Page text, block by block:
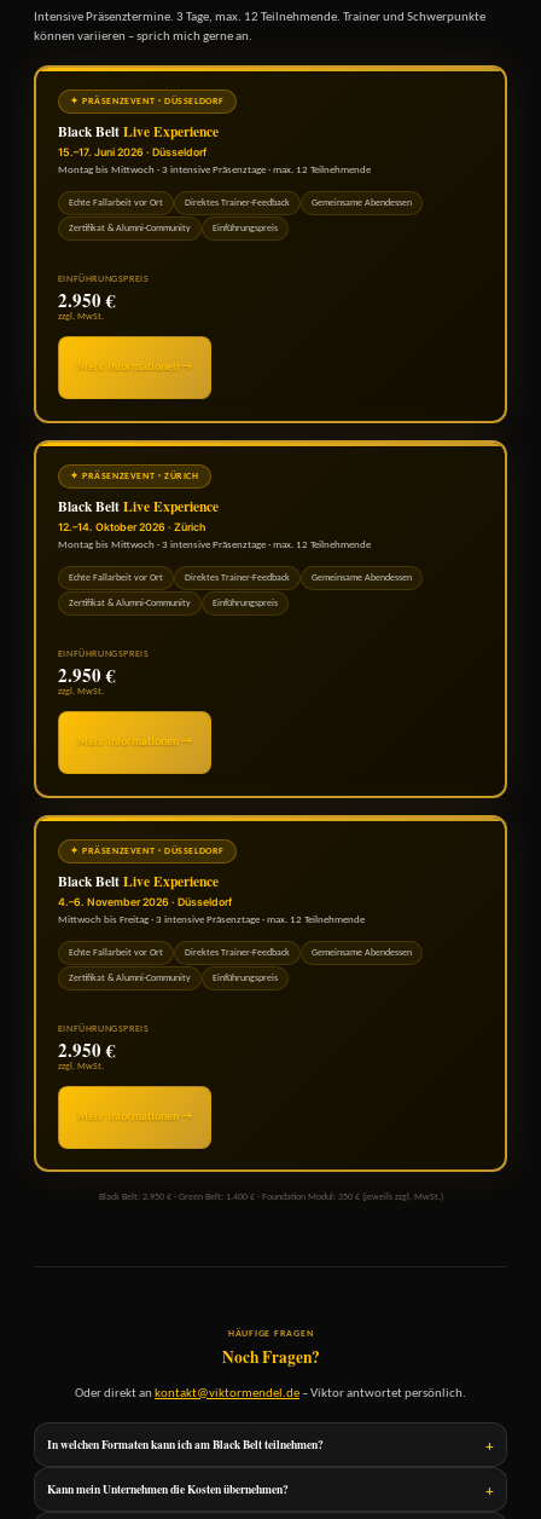
Intensive Präsenztermine. 3 Tage, max. 12 Teilnehmende. Trainer und Schwerpunkte
können variieren – sprich mich gerne an.
✦ PRÄSENZEVENT · DÜSSELDORF
Black BeltLive Experience
15.–17. Juni 2026 · Düsseldorf
Montag bis Mittwoch · 3 intensive Präsenztage · max. 12 Teilnehmende
Echte Fallarbeit vor Ort Direktes Trainer-Feedback Gemeinsame Abendessen
Zertifikat & Alumni-Community Einführungspreis
EINFÜHRUNGSPREIS
2.950 €
zzgl. MwSt.
Mehr Informationen →
✦ PRÄSENZEVENT · ZÜRICH
Black BeltLive Experience
12.–14. Oktober 2026 · Zürich
Montag bis Mittwoch · 3 intensive Präsenztage · max. 12 Teilnehmende
Echte Fallarbeit vor Ort Direktes Trainer-Feedback Gemeinsame Abendessen
Zertifikat & Alumni-Community Einführungspreis
EINFÜHRUNGSPREIS
2.950 €
zzgl. MwSt.
Mehr Informationen →
✦ PRÄSENZEVENT · DÜSSELDORF
Black BeltLive Experience
4.–6. November 2026 · Düsseldorf
Mittwoch bis Freitag · 3 intensive Präsenztage · max. 12 Teilnehmende
Echte Fallarbeit vor Ort Direktes Trainer-Feedback Gemeinsame Abendessen
Zertifikat & Alumni-Community Einführungspreis
EINFÜHRUNGSPREIS
2.950 €
zzgl. MwSt.
Mehr Informationen →
Black Belt: 2.950 € · Green Belt: 1.400 € · Foundation Modul: 350 € (jeweils zzgl. MwSt.)
HÄUFIGE FRAGEN
Noch Fragen?
Oder direkt an kontakt@viktormendel.de– Viktor antwortet persönlich.
In welchen Formaten kann ich am Black Belt teilnehmen? +
Auf Anfrage führen wir den Black Belt auch online oder als Inhouse-Format für ganze Teams durch.
Schreib mich an, wenn du das durchsprechen möchtest.
Kann mein Unternehmen die Kosten übernehmen? +